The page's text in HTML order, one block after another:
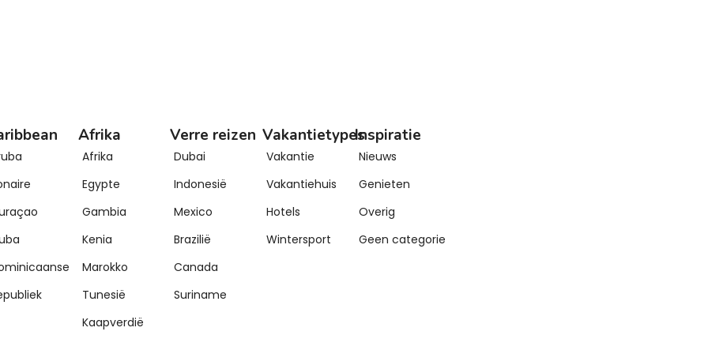
Afrika
Afrika
Egypte
Gambia
Kenia
Marokko
Tunesië
Kaapverdië
Verre reizen
Dubai
Indonesië
Mexico
Brazilië
Canada
Suriname
Vakantietypes
Vakantie
Vakantiehuis
Hotels
Wintersport
Inspiratie
Nieuws
Genieten
Overig
Geen categorie